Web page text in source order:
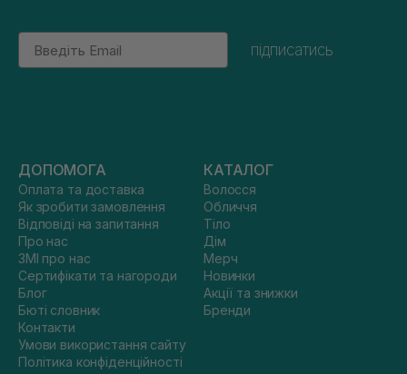
Email
підписатись
ДОПОМОГА
Оплата та доставка
Як зробити замовлення
Відповіді на запитання
Про нас
ЗМІ про нас
Сертифікати та нагороди
Блог
Бюті словник
Контакти
Умови використання сайту
Політика конфіденційності
КАТАЛОГ
Волосся
Обличчя
Тіло
Дім
Мерч
Новинки
Акції та знижки
Бренди